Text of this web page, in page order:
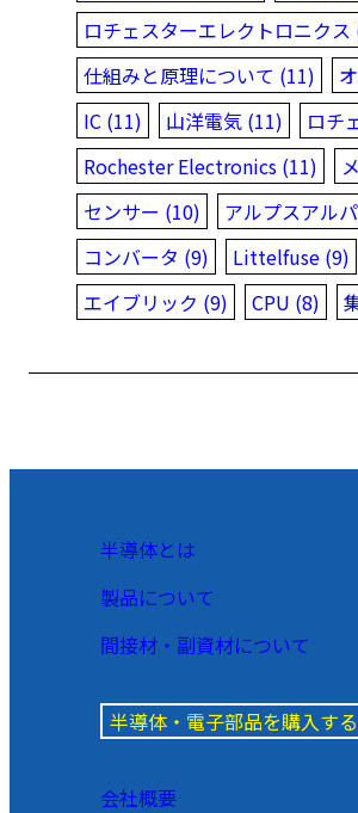
ロチェスターエレクトロニクス
仕組みと原理について (11)
IC (11)
山洋電気 (11)
ロチ
Rochester Electronics (11)
センサー (10)
アルプスアル
コンバータ (9)
Littelfuse (9)
エイブリック (9)
CPU (8)
半導体とは
製品について
間接材・副資材について
半導体・電子部品を購入する
会社概要